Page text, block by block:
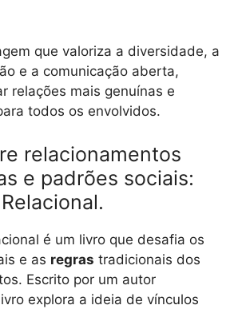
que valoriza a diversidade, a
e a comunicação aberta,
relações mais genuínas e
todos os envolvidos.
relacionamentos
e padrões sociais:
é um livro que desafia os
e as regras tradicionais dos
Escrito por um autor
explora a ideia de vínculos